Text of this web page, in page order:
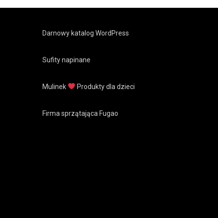
Darnowy katalog WordPress
Sufity napinane
Mulinek Produkty dla dzieci
Firma sprzątająca Fugao